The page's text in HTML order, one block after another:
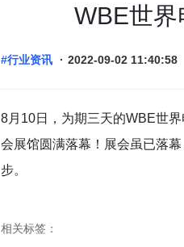
WBE世
#行业资讯 · 2022-09-02 11:40:58
8月10日，为期三天的WBE世
会展馆圆满落幕！展会虽已落
步。
相关标签：